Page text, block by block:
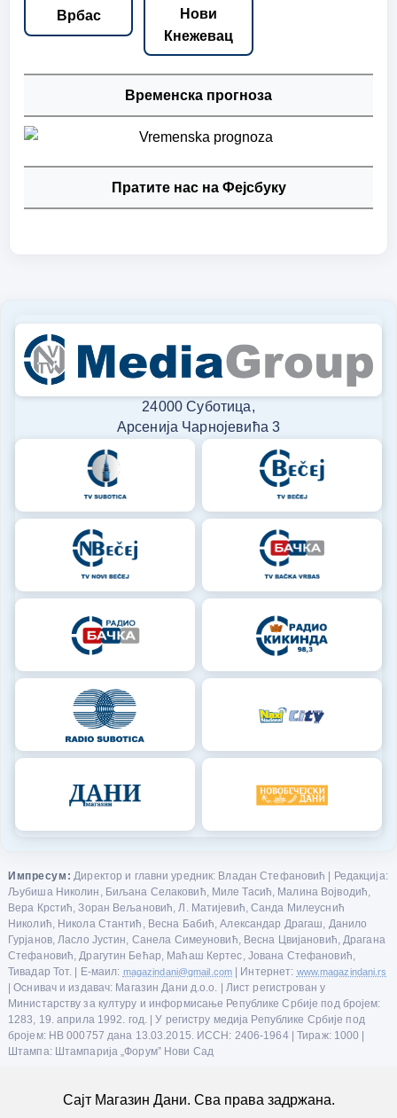
Врбас
Нови
Кнежевац
Временска прогноза
Пратите нас на Фејсбуку
24000 Суботица,
Арсенија Чарнојевића 3
Импресум: Директор и главни уредник: Владан Стефановић | Редакција:
Љубиша Николин, Биљана Селаковић, Миле Тасић, Малина Војводић,
Вера Крстић, Зоран Вељановић, Л. Матијевић, Санда Милеуснић
Николић, Никола Стантић, Весна Бабић, Александар Драгаш, Данило
Гурјанов, Ласло Јустин, Санела Симеуновић, Весна Цвијановић, Драгана
Стефановић, Драгутин Бећар, Маћаш Кертес, Јована Стефановић,
Тивадар Тот. | Е-маил: magazindani@gmail.com | Интернет: www.magazindani.rs
| Оснивач и издавач: Магазин Дани д.о.о. | Лист регистрован у
Министарству за културу и информисање Републике Србије под бројем:
1283, 19. априла 1992. год. | У регистру медија Републике Србије под
бројем: НВ 000757 дана 13.03.2015. ИССН: 2406-1964 | Тираж: 1000 |
Штампа: Штампарија „Форум” Нови Сад
Сајт Магазин Дани. Сва права задржана.